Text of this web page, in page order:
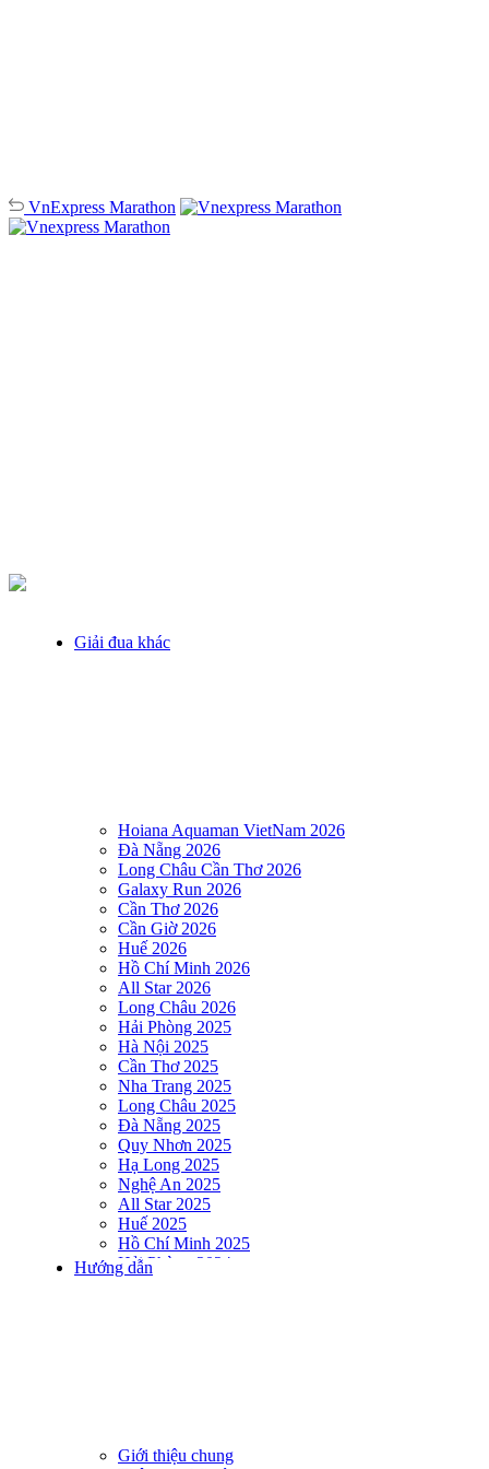
VnExpress Marathon
Giải đua khác
Hoiana Aquaman VietNam 2026
Đà Nẵng 2026
Long Châu Cần Thơ 2026
Galaxy Run 2026
Cần Thơ 2026
Cần Giờ 2026
Huế 2026
Hồ Chí Minh 2026
All Star 2026
Long Châu 2026
Hải Phòng 2025
Hà Nội 2025
Cần Thơ 2025
Nha Trang 2025
Long Châu 2025
Đà Nẵng 2025
Quy Nhơn 2025
Hạ Long 2025
Nghệ An 2025
All Star 2025
Huế 2025
Hồ Chí Minh 2025
Hải Phòng 2024
DNSE AQUAMAN VIETNAM 2024
DNSE AQUAMAN VIETNAM 2023
Hướng dẫn
Giới thiệu chung